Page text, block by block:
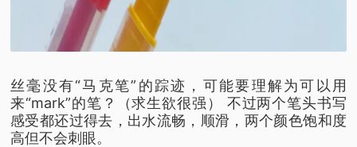
丝毫没有“马克笔”的踪迹， 可能要理解为可以用
来“mark”的笔？
（求生欲很强） 不过两个笔头书写
感受都还过得去， 出水流畅，顺滑， 两个颜色饱和度
高但不会刺眼。